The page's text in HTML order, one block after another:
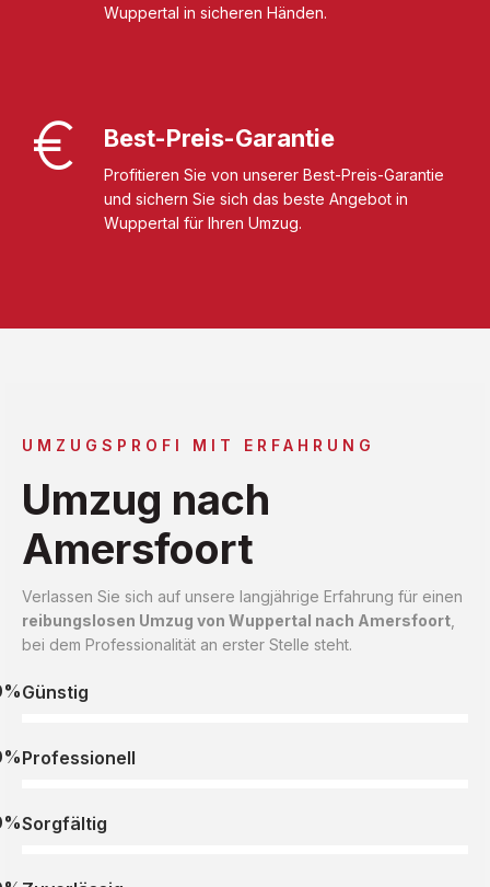
Wuppertal in sicheren Händen.
Best-Preis-Garantie
Profitieren Sie von unserer Best-Preis-Garantie
und sichern Sie sich das beste Angebot in
Wuppertal für Ihren Umzug.
UMZUGSPROFI MIT ERFAHRUNG
Umzug nach
Amersfoort
Verlassen Sie sich auf unsere langjährige Erfahrung für einen
reibungslosen Umzug von Wuppertal nach Amersfoort
bei dem Professionalität an erster Stelle steht.
Günstig
Professionell
Sorgfältig